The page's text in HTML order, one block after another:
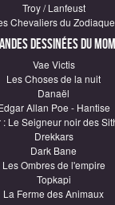
Troy / Lanfeust
Chevaliers du Zodiaque
Dessinées du
Vae Victis
Les Choses de la nuit
Danaël
Allan Poe - Hantise
: Le Seigneur noir des
Drekkars
Dark Bane
Les Ombres de l'empire
Topkapi
La Ferme des Animaux